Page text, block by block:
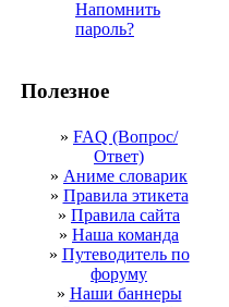
Напомнить
пароль?
Полезное
» FAQ (Вопрос/
Ответ)
» Аниме словарик
» Правила этикета
» Правила сайта
» Наша команда
» Путеводитель по
форуму
» Наши баннеры